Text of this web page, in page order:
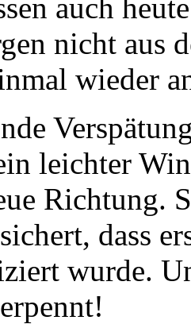
auch
nicht aus
wieder
leichter
Richtung.
dass
wurde.